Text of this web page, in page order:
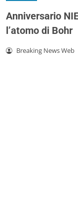
Anniversario
l’atomo di Bohr
Breaking News Web